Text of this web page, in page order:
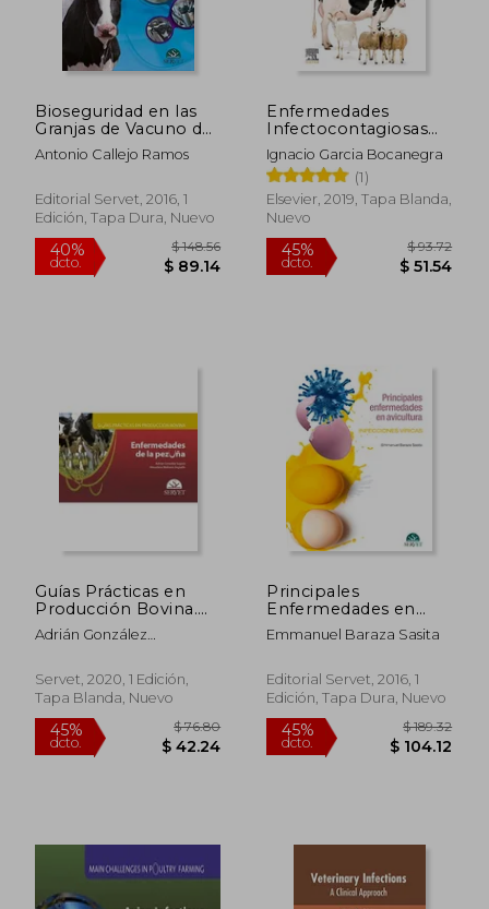
Bioseguridad en las
Granjas de Vacuno de
Leche
Antonio Callejo Ramos
Editorial Servet, 2016, 1
Edición, Tapa Dura, Nuevo
$ 89.14
Enfermedades
Infectocontagiosas
en Rumiantes
Ignacio Garcia Bocanegra
(1)
Elsevier, 2019, Tapa Blanda,
Nuevo
45%
dcto.
Guías Prácticas en
Producción Bovina.
Enfermedades de las
Pezuñas: 7
Adrián González
Molinero Arg&Uuml;Ello
Servet, 2020, 1 Edición,
Tapa Blanda, Nuevo
Principales
Enfermedades en
Avicultura.
Infecciones Vã­Ricas
Emmanuel Baraza Sasita
Editorial Servet, 2016, 1
Edición, Tapa Dura, Nuevo